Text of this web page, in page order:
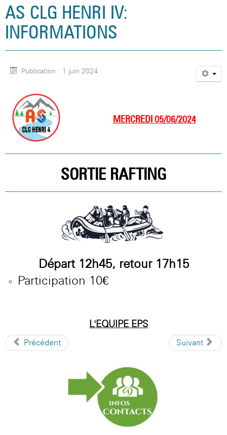
AS CLG HENRI IV:
INFORMATIONS
Publication : 1 juin 2024
MERCREDI 05/06/2024
SORTIE RAFTING
Départ 12h45, retour 17h15
Participation 10€
L'EQUIPE EPS
Précédent Suivant